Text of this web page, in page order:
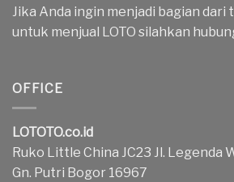
Jika Anda ingin menjadi bagian dari
untuk menjual LOTO silahkan
OFFICE
LOTOTO.co.id
Ruko Little China JC23 Jl. Legenda
Gn. Putri Bogor 16967